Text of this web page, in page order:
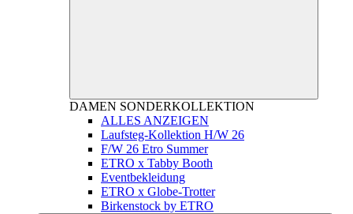
DAMEN SONDERKOLLEKTION
ALLES ANZEIGEN
Laufsteg-Kollektion H/W 26
F/W 26 Etro Summer
ETRO x Tabby Booth
Eventbekleidung
ETRO x Globe-Trotter
Birkenstock by ETRO